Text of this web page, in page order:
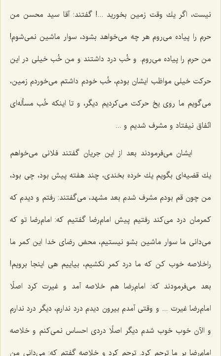
نیست، اگر یك وقت زمین بخورید ...! گفتند: آقا سید محسن من
حرم را پیاده می‌روم هر چه می‌خواهد بشود، سوار ماشین نمی‌شوم!
من حرم را پیاده می‌روم. و خُب درد داشتند و من خُب خیلی در این
حركت خیلی مواظب ایشان بودم، خُب خودم داشتم می‌خوردم زمین،
می‌گویم ما روی یخ حركت می‌كردیم دیگر، و تا اینكه خُب مسأله‌ای
اتّفاق نیفتاد و مشرف شدیم و ...
ایشان می‌فرمودند بعد از این جریان گفتند فلانی می‌خواهم
یك قضیه‌ای بگویم یك خرده بخندی، چند هفته پیش بود، چی بود،
من چون قم بودم مشرف شدم بعد مشهد، می‌گفتند: رفتم و دیدم كه
كمرمان درد می‌كند رفتیم پیش امام‌رضا گفتیم كه: امام‌رضا تو كه
می‌دانی ما سوار ماشین بشو نیستیم، محض رضای خدا این كمر ما
راخلاصه خوب كن كه ما درد كمر نكشیم، بیاییم هی اینجا برویم!
بعد می‌فرمودند كه: امام‌رضا هم خلاصه آمد و غیرت كرد اصلًا
امام‌رضا غیرت ... و وقتی آمدم بیرون دیدم درد ندارم، دیگر درد ندارم
و الآن خوب خوب شدم دیگر اصلًا دردی احساس نمی‌كنم و خلاصه
امام‌رضا بر ما ترحم كرد. ترحم كرد و خلاصه گفتم كه: می‌دانی من